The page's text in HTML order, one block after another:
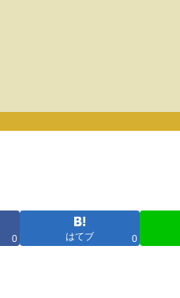
0 はてブ 0